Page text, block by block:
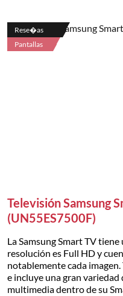
Rese�as
Pantallas
Televisión Samsung
(UN55ES7500F)
La Samsung Smart TV
resolución es Full HD y
notablemente cada
e incluye una gran
multimedia dentro de su